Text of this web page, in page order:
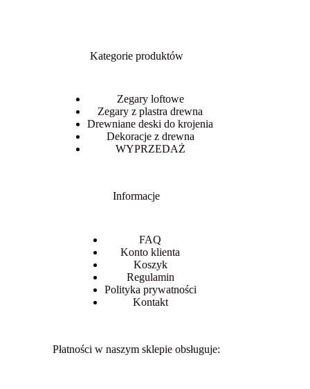
Kategorie produktów
Zegary loftowe
Zegary z plastra drewna
Drewniane deski do krojenia
Dekoracje z drewna
WYPRZEDAŻ
Informacje
FAQ
Konto klienta
Koszyk
Regulamin
Polityka prywatności
Kontakt
Płatności w naszym sklepie obsługuje: